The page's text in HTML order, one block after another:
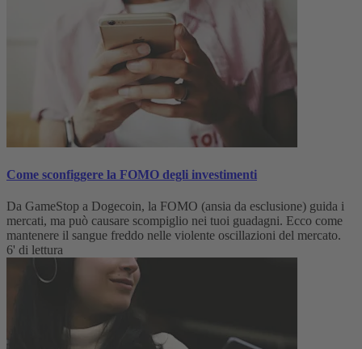
Come sconfiggere la FOMO degli investimenti
Da GameStop a Dogecoin, la FOMO (ansia da esclusione) guida i
mercati, ma può causare scompiglio nei tuoi guadagni. Ecco come
mantenere il sangue freddo nelle violente oscillazioni del mercato.
6' di lettura